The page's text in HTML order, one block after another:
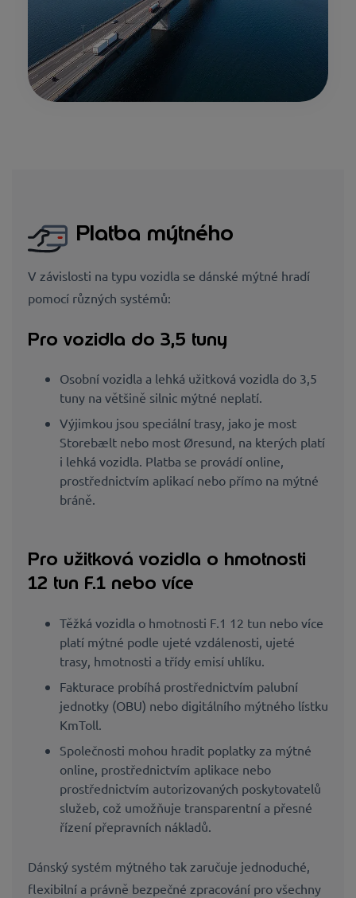
Platba mýtného
V závislosti na typu vozidla se dánské mýtné hradí
pomocí různých systémů:
Pro vozidla do 3,5 tuny
Osobní vozidla a lehká užitková vozidla do 3,5
tuny na většině silnic mýtné neplatí.
Výjimkou jsou speciální trasy, jako je most
Storebælt nebo most Øresund, na kterých platí
i lehká vozidla. Platba se provádí online,
prostřednictvím aplikací nebo přímo na mýtné
bráně.
Pro užitková vozidla o hmotnosti
12 tun F.1 nebo více
Těžká vozidla o hmotnosti F.1 12 tun nebo více
platí mýtné podle ujeté vzdálenosti, ujeté
trasy, hmotnosti a třídy emisí uhlíku.
Fakturace probíhá prostřednictvím palubní
jednotky (OBU) nebo digitálního mýtného lístku
KmToll.
Společnosti mohou hradit poplatky za mýtné
online, prostřednictvím aplikace nebo
prostřednictvím autorizovaných poskytovatelů
služeb, což umožňuje transparentní a přesné
řízení přepravních nákladů.
Dánský systém mýtného tak zaručuje jednoduché,
flexibilní a právně bezpečné zpracování pro všechny